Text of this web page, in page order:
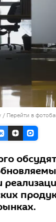
/ Перейти в